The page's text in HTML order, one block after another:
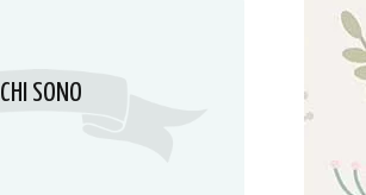
CHI SONO